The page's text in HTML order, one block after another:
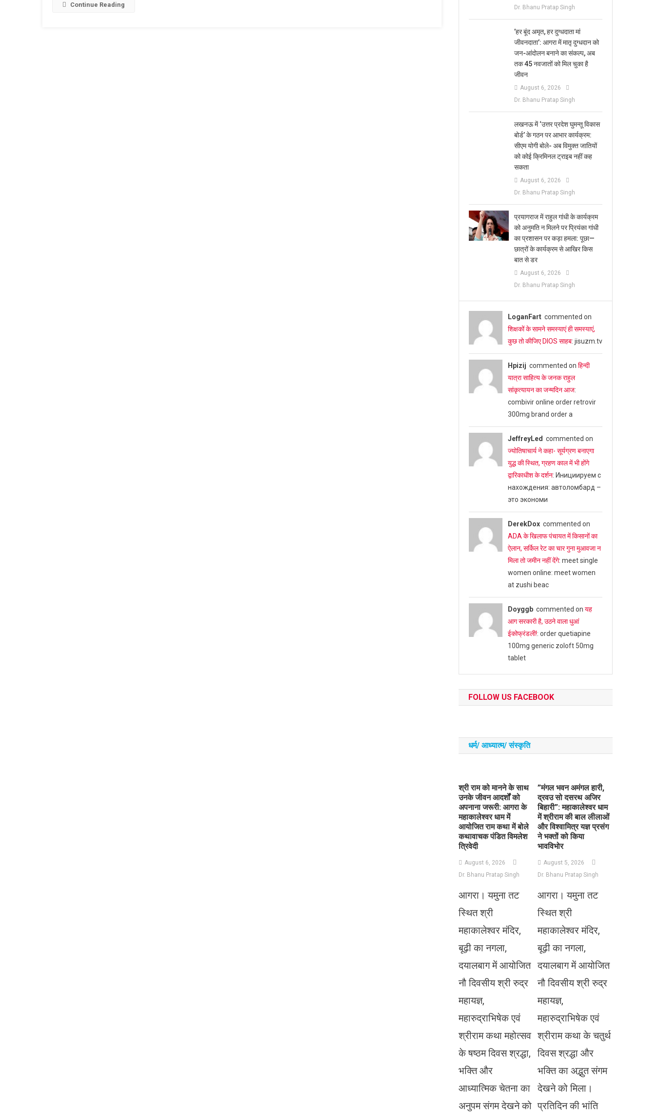
Continue Reading
Dr. Bhanu Pratap Singh
​’हर बूंद अमृत, हर दुग्धदाता मां
जीवनदाता’: आगरा में मातृ दुग्धदान को
जन-आंदोलन बनाने का संकल्प, अब
तक 45 नवजातों को मिल चुका है
जीवन
August 6, 2026
Dr. Bhanu Pratap Singh
लखनऊ में ‘उत्तर प्रदेश घुमन्तू विकास
बोर्ड’ के गठन पर आभार कार्यक्रम:
सीएम योगी बोले- अब विमुक्त जातियों
को कोई क्रिमिनल ट्राइब नहीं कह
सकता
August 6, 2026
Dr. Bhanu Pratap Singh
प्रयागराज में राहुल गांधी के कार्यक्रम
को अनुमति न मिलने पर प्रियंका गांधी
का प्रशासन पर कड़ा हमला: पूछा—
छात्रों के कार्यक्रम से आखिर किस
बात से डर
August 6, 2026
Dr. Bhanu Pratap Singh
LoganFartcommented on
शिक्षकों के सामने समस्याएं ही समस्याएं,
कुछ तो कीजिए DIOS साहब: jisuzm.tv
Hpizij commented on हिन्दी
यात्रा साहित्य के जनक राहुल
सांकृत्यायन का जन्‍मदिन आज:
combivir online order retrovir
300mg brand order a
JeffreyLed commented on
ज्योतिषाचार्य ने कहा- सूर्यग्रण बनाएगा
युद्ध की स्थित, ग्रहण काल में भी होंगे
द्वारिकाधीश के दर्शन: Инициируем с
нахождения: автоломбард –
это экономи
DerekDoxcommented on
ADA के खिलाफ पंचायत में किसानों का
ऐलान, सर्किल रेट का चार गुना मुआवजा न
मिला तो जमीन नहीं देंगे: meet single
women online: meet women
at zushi beac
Doyggbcommented on यह
आग सरकारी है, उठने वाला धुआं
ईकोफ्रंडली!: order quetiapine
100mg generic zoloft 50mg
tablet
FOLLOW US FACEBOOK
धर्म/ आध्‍यात्‍म/ संस्‍कृति
​श्री राम को मानने के साथ
उनके जीवन आदर्शों को
अपनाना जरूरी: आगरा के
महाकालेश्वर धाम में
आयोजित राम कथा में बोले
कथावाचक पंडित विमलेश
त्रिवेदी
August 6, 2026
Dr. Bhanu Pratap Singh
आगरा। यमुना तट
स्थित श्री
महाकालेश्वर मंदिर,
बूढ़ी का नगला,
दयालबाग में आयोजित
नौ दिवसीय श्री रुद्र
महायज्ञ,
महारुद्राभिषेक एवं
श्रीराम कथा महोत्सव
के षष्ठम दिवस श्रद्धा,
भक्ति और
आध्यात्मिक चेतना का
अनुपम संगम देखने को
​”मंगल भवन अमंगल हारी,
द्रवउ सो दसरथ अजिर
बिहारी”: महाकालेश्वर धाम
में श्रीराम की बाल लीलाओं
और विश्वामित्र यज्ञ प्रसंग
ने भक्तों को किया
भावविभोर
August 5, 2026
Dr. Bhanu Pratap Singh
आगरा। यमुना तट
स्थित श्री
महाकालेश्वर मंदिर,
बूढ़ी का नगला,
दयालबाग में आयोजित
नौ दिवसीय श्री रुद्र
महायज्ञ,
महारुद्राभिषेक एवं
श्रीराम कथा के चतुर्थ
दिवस श्रद्धा और
भक्ति का अद्भुत संगम
देखने को मिला।
प्रतिदिन की भांति